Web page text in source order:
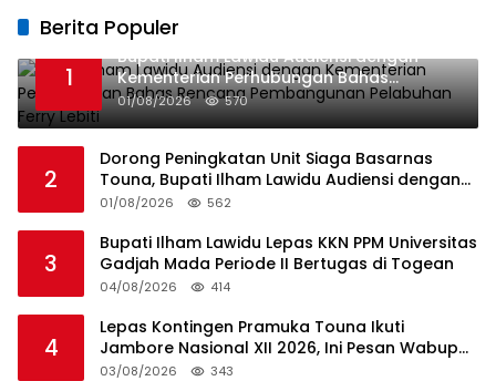
Berita Populer
1
Bupati Ilham Lawidu Audiensi dengan
Kementerian Perhubungan Bahas
Rencana Pembangunan Pelabuhan Ferry
Lebiti
01/08/2026 570
2
Dorong Peningkatan Unit Siaga Basarnas
Touna, Bupati Ilham Lawidu Audiensi dengan
Basarnas Pusat
01/08/2026 562
3
Bupati Ilham Lawidu Lepas KKN PPM Universitas
Gadjah Mada Periode II Bertugas di Togean
04/08/2026 414
4
Lepas Kontingen Pramuka Touna Ikuti
Jambore Nasional XII 2026, Ini Pesan Wabup
Surya
03/08/2026 343